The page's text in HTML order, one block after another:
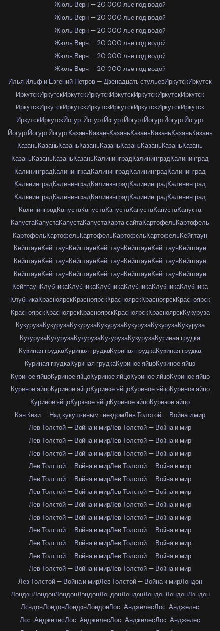
Жюль Верн — 20 000 лье под водой
Жюль Верн — 20 000 лье под водой
Жюль Верн — 20 000 лье под водой
Жюль Верн — 20 000 лье под водой
Жюль Верн — 20 000 лье под водой
Жюль Верн — 20 000 лье под водой
Илья Ильф и Евгений Петров — Двенадцать стульевИркутскИркутск
ИркутскИркутскИркутскИркутскИркутскИркутскИркутскИркутск
ИркутскИркутскИркутскИркутскИркутскИркутскИркутскИркутск
ИркутскИркутскЙогуртЙогуртЙогуртЙогуртЙогуртЙогуртЙогурт
ЙогуртЙогуртЙогуртКазаньКазаньКазаньКазаньКазаньКазаньКазань
КазаньКазаньКазаньКазаньКазаньКазаньКазаньКазаньКазань
КазаньКазаньКазаньКазаньКалининградКалининградКалининград
КалининградКалининградКалининградКалининградКалининград
КалининградКалининградКалининградКалининградКалининград
КалининградКалининградКалининградКалининградКалининград
КалининградКапустаКапустаКапустаКапустаКапустаКапуста
КапустаКапустаКапустаКапустаКарта сайтаКартофельКартофель
КартофельКартофельКартофельКартофельКартофельКейптаун
КейптаунКейптаунКейптаунКейптаунКейптаунКейптаунКейптаун
КейптаунКейптаунКейптаунКейптаунКейптаунКейптаунКейптаун
КейптаунКейптаунКейптаунКейптаунКейптаунКейптаунКейптаун
КейптаунКлубникаКлубникаКлубникаКлубникаКлубникаКлубника
КлубникаКрасноярскКрасноярскКрасноярскКрасноярскКрасноярск
КрасноярскКрасноярскКрасноярскКрасноярскКрасноярскКукуруза
КукурузаКукурузаКукурузаКукурузаКукурузаКукурузаКукуруза
КукурузаКукурузаКукурузаКукурузаКукурузаКуриная грудка
Куриная грудкаКуриная грудкаКуриная грудкаКуриная грудка
Куриная грудкаКуриная грудкаКуриное яйцоКуриное яйцо
Куриное яйцоКуриное яйцоКуриное яйцоКуриное яйцоКуриное яйцо
Куриное яйцоКуриное яйцоКуриное яйцоКуриное яйцоКуриное яйцо
Куриное яйцоКуриное яйцоКуриное яйцоКуриное яйцо
Кэн Кизи — Над кукушкиным гнездомЛев Толстой — Война и мир
Лев Толстой — Война и мирЛев Толстой — Война и мир
Лев Толстой — Война и мирЛев Толстой — Война и мир
Лев Толстой — Война и мирЛев Толстой — Война и мир
Лев Толстой — Война и мирЛев Толстой — Война и мир
Лев Толстой — Война и мирЛев Толстой — Война и мир
Лев Толстой — Война и мирЛев Толстой — Война и мир
Лев Толстой — Война и мирЛев Толстой — Война и мир
Лев Толстой — Война и мирЛев Толстой — Война и мир
Лев Толстой — Война и мирЛев Толстой — Война и мир
Лев Толстой — Война и мирЛев Толстой — Война и мир
Лев Толстой — Война и мирЛев Толстой — Война и мир
Лев Толстой — Война и мирЛев Толстой — Война и мир
Лев Толстой — Война и мирЛев Толстой — Война и мирЛондон
ЛондонЛондонЛондонЛондонЛондонЛондонЛондонЛондонЛондон
ЛондонЛондонЛондонЛондонЛос-АнджелесЛос-Анджелес
Лос-АнджелесЛос-АнджелесЛос-АнджелесЛос-Анджелес